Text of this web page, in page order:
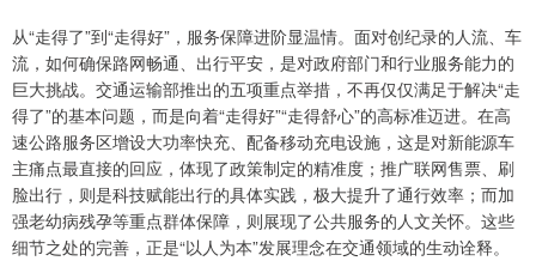
从“走得了”到“走得好”，服务保障进阶显温情。面对创纪录的人流、车
流，如何确保路网畅通、出行平安，是对政府部门和行业服务能力的
巨大挑战。交通运输部推出的五项重点举措，不再仅仅满足于解决“走
得了”的基本问题，而是向着“走得好”“走得舒心”的高标准迈进。在高
速公路服务区增设大功率快充、配备移动充电设施，这是对新能源车
主痛点最直接的回应，体现了政策制定的精准度；推广联网售票、刷
脸出行，则是科技赋能出行的具体实践，极大提升了通行效率；而加
强老幼病残孕等重点群体保障，则展现了公共服务的人文关怀。这些
细节之处的完善，正是“以人为本”发展理念在交通领域的生动诠释。